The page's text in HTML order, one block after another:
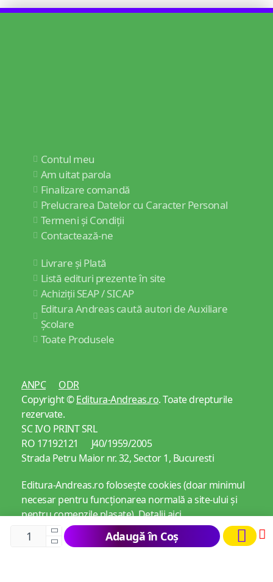
Adaugă în Coș
Contul meu
Am uitat parola
Finalizare comandă
Prelucrarea Datelor cu Caracter Personal
Termeni și Condiții
Contactează-ne
Livrare și Plată
Listă edituri prezente în site
Achiziții SEAP / SICAP
Editura Andreas caută autori de Auxiliare
Școlare
Toate Produsele
ANPC
ODR
Copyright ©Editura-Andreas.ro. Toate drepturile
rezervate.
SC IVO PRINT SRL
RO 17192121 J40/1959/2005
Strada Petru Maior nr. 32, Sector 1, Bucuresti
Editura-Andreas.ro folosește cookies (doar minimul
necesar pentru funcționarea normală a site-ului și
pentru comenzile plasate).Detalii aici